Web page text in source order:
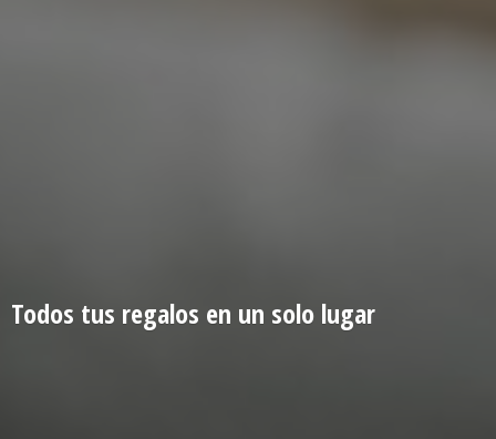
Todos tus regalos en un solo lugar